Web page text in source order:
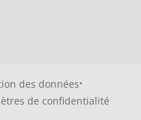
des données·
de confidentialité